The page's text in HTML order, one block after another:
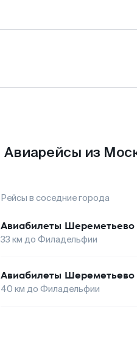
Авиарейсы из
Рейсы в соседние города
Авиабилеты Шереметьево
33 км до Филадельфии
Авиабилеты Шереметьево
40 км до Филадельфии